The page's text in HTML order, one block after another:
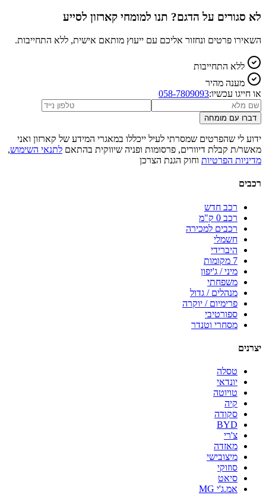
לא סגורים על הדגם? תנו למומחי קארזון לסייע
השאירו פרטים ונחזור אליכם עם ייעוץ מותאם אישית, ללא התחייבות.
ללא התחייבות
מענה מהיר
או חייגו עכשיו:058-7809093
דברו עם מומחה
ידוע לי שהפרטים שמסרתי לעיל ייכללו במאגרי המידע של קארזון ואני
מאשר/ת קבלת דיוורים, פרסומות ופניה שיווקית בהתאם לתנאי השימוש,
מדיניות הפרטיות וחוק הגנת הצרכן
רכבים
רכב חדש
רכב 0 ק"מ
רכבים למכירה
חשמלי
היברידי
7 מקומות
מיני / ג'יפון
משפחתי
מנהלים / גדול
פרימיום / יוקרה
ספורטיבי
מסחרי וטנדר
יצרנים
טסלה
יונדאי
טויוטה
קיה
סקודה
BYD
צ'רי
מאזדה
מיצובישי
סוזוקי
סיאט
אמ.ג'י MG